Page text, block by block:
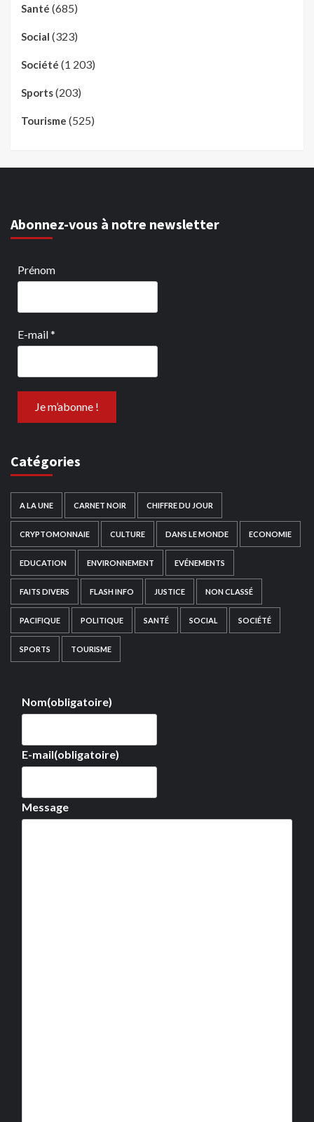
Santé (685)
Social (323)
Société (1 203)
Sports(203)
Tourisme (525)
Abonnez-vous à notre newsletter
Prénom
E-mail*
Catégories
A LA UNE CARNET NOIR CHIFFRE DU JOUR
CRYPTOMONNAIE CULTURE DANS LE MONDE ECONOMIE
EDUCATION ENVIRONNEMENT EVÉNEMENTS
FAITS DIVERS FLASH INFO JUSTICE NON CLASSÉ
PACIFIQUE POLITIQUE SANTÉ SOCIAL SOCIÉTÉ
SPORTS TOURISME
Nom(obligatoire)
E-mail(obligatoire)
Message